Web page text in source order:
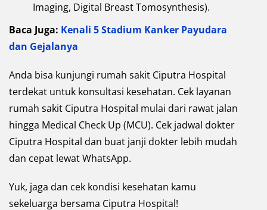
Imaging, Digital Breast Tomosynthesis).
Baca Juga: Kenali 5 Stadium Kanker Payudara
dan Gejalanya
Anda bisa kunjungi rumah sakit Ciputra Hospital
terdekat untuk konsultasi kesehatan. Cek layanan
rumah sakit Ciputra Hospital mulai dari rawat jalan
hingga Medical Check Up (MCU). Cek jadwal dokter
Ciputra Hospital dan buat janji dokter lebih mudah
dan cepat lewat WhatsApp.
Yuk, jaga dan cek kondisi kesehatan kamu
sekeluarga bersama Ciputra Hospital!